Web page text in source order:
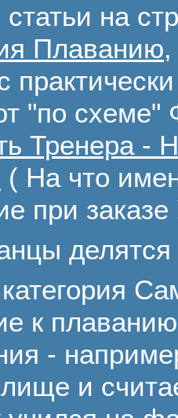
статьи на
Плаванию
"по
Тренера -
( На что
при заказе
делятся
к плаванию
-
и